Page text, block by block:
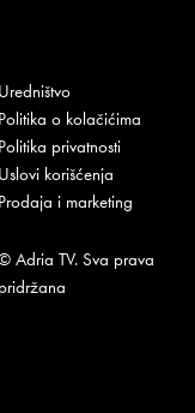
Uredništvo
Politika o kolačićima
Politika privatnosti
Uslovi korišćenja
Prodaja i marketing
Adria TV. Sva prava
pridržana